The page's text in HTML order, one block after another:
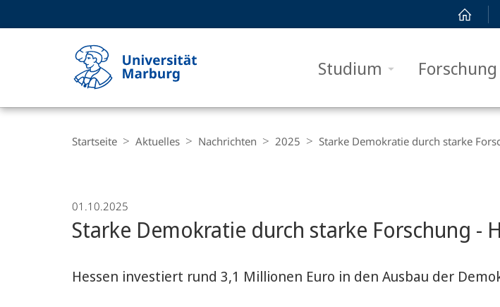
Studium Forschung
Philipps-
Marburg
Navigation
Startseite Aktuelles Nachrichten 2025 Starke Demokratie durch starke
01.10.2025
Starke Demokratie durch starke Forschung -
Hessen investiert rund 3,1 Millionen Euro in den Ausbau der